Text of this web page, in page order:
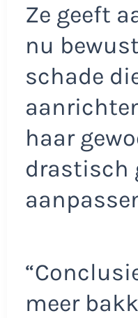
Ze geeft
nu
schade
haar
drastisch
meer